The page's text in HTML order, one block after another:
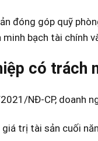
đóng góp quỹ
bạch tài chính
có trách
NĐ-CP, doanh
trị tài sản cuối